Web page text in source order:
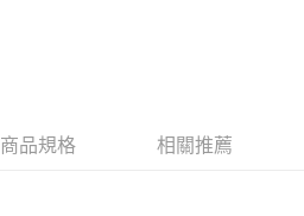
台北富邦商業銀行
第一商業銀行
商品規格 相關推薦